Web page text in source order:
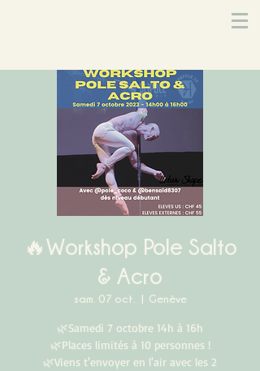
🔥Workshop Pole Salto
& Acro
sam. 07 oct.
  |
Genève
🌿Samedi 7 octobre 14h à 16h
🌿Places limités à 10 personnes !
🌿Viens t'envoyer en l'air avec les 2